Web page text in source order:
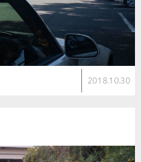
2018.10.30